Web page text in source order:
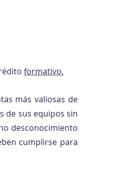
formativo.
más valiosas de
de sus equipos sin
desconocimiento
cumplirse para